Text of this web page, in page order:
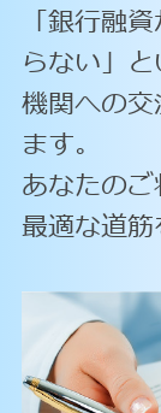
「銀行融
らない」
機関への
ます。
あなたの
最適な道筋